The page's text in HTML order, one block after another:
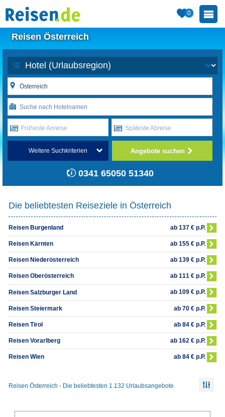
0
Reisen Österreich
Früheste Anreise Späteste Abreise
Weitere Suchkriterien Angebote suchen
0341 65050 51340
Die beliebtesten Reiseziele in Österreich
Reisen Burgenland ab 137 € p.P.
Reisen Kärnten ab 155 € p.P.
Reisen Niederösterreich ab 139 € p.P.
Reisen Oberösterreich ab 111 € p.P.
Reisen Salzburger Land ab 109 € p.P.
Reisen Steiermark ab 70 € p.P.
Reisen Tirol ab 84 € p.P.
Reisen Vorarlberg ab 162 € p.P.
Reisen Wien ab 84 € p.P.
Reisen Österreich - Die beliebtesten 1.132 Urlaubsangebote